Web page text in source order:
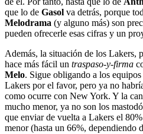
que lo de Gasol va detrás, porque
Melodrama (y alguno más) son
pueden ofrecerle esas cifras y un
Además, la situación de los Lakers,
hace más fácil un traspaso-y-firma
Melo. Sigue obligando a los
Lakers por el favor, pero ya no
como ocurre con New York. Y la
mucho menor, ya no son los
que enviar de vuelta a Lakers el
menor (hasta un 66%, dependiendo